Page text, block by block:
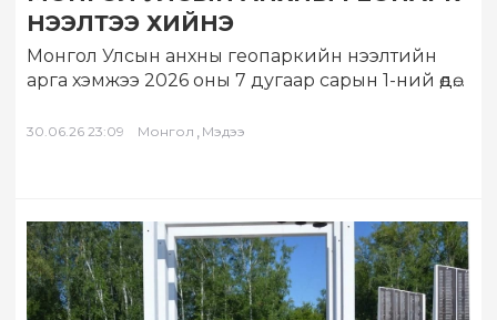
НЭЭЛТЭЭ ХИЙНЭ
Монгол Улсын анхны геопаркийн нээлтийн
арга хэмжээ 2026 оны 7 дугаар сарын 1-ний өдөр
30.06.26 23:09 Монгол , Мэдээ